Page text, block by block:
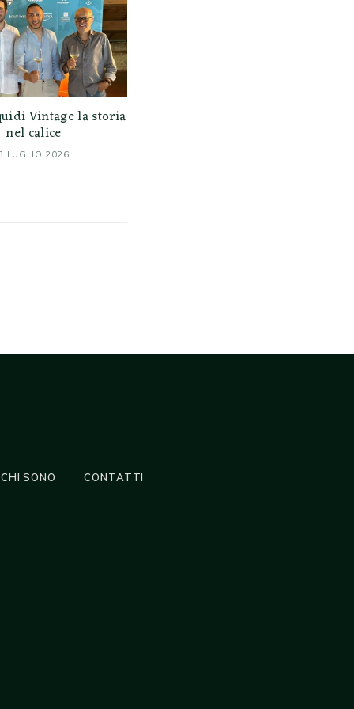
Vintage la storia
nel calice
LUGLIO 2026
CHI SONO CONTATTI